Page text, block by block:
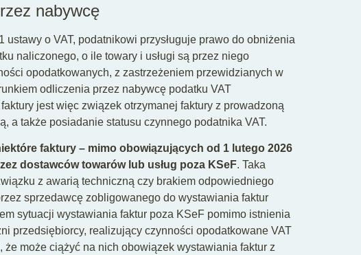
nabywcę
ustawy o VAT, podatnikowi przysługuje prawo do obniżenia
naliczonego, o ile towary i usługi są przez niego
opodatkowanych, z zastrzeżeniem przewidzianych w
odliczenia przez nabywcę podatku VAT
jest więc związek otrzymanej faktury z prowadzoną
a także posiadanie statusu czynnego podatnika VAT.
faktury – mimo obowiązujących od 1 lutego 2026
dostawców towarów lub usług poza KSeF. Taka
z awarią techniczną czy brakiem odpowiedniego
sprzedawcę zobligowanego do wystawiania faktur
sytuacji wystawiania faktur poza KSeF pomimo istnienia
przedsiębiorcy, realizujący czynności opodatkowane VAT
może ciążyć na nich obowiązek wystawiania faktur z